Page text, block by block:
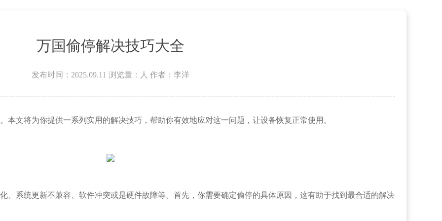
万国偷停解决技巧大全
发布时间：2025.09.11 浏览量： 人 作者：李洋
将为你提供一系列实用的解决技巧，帮助你有效地应对这一问题，让设备恢复正常使用。
统更新不兼容、软件冲突或是硬件故障等。首先，你需要确定偷停的具体原因，这有助于找到最合适的解决